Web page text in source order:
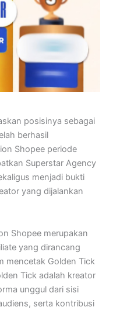
posisinya sebagai
berhasil
Shopee periode
Superstar Agency
menjadi bukti
yang dijalankan
Shopee merupakan
yang dirancang
mencetak Golden Tick
Tick adalah kreator
unggul dari sisi
serta kontribusi